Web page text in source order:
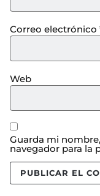
Correo electrónico
Web
Guarda mi
navegador para la